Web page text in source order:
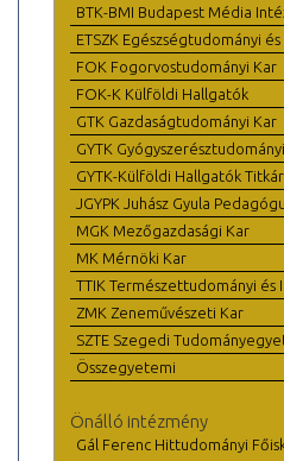
BTK-BMI Budapest Média
ETSZK Egészségtudományi
FOK Fogorvostudományi Kar
FOK-K Külföldi Hallgatók
GTK Gazdaságtudományi Kar
GYTK
GYTK-Külföldi Hallgatók
JGYPK Juhász Gyula
MGK Mezőgazdasági Kar
MK Mérnöki Kar
TTIK Természettudományi és
ZMK Zeneművészeti Kar
SZTE Szegedi
Összegyetemi
Önálló intézmény
Gál Ferenc Hittudományi